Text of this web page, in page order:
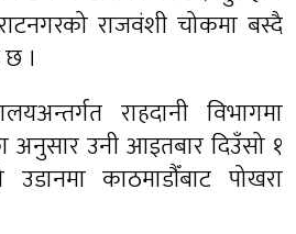
राजवंशी चोकमा बस्दै
।
राहदानी विभागमा
अनुसार उनी आइतबार दिउँसो १
काठमाडौँबाट पोखरा